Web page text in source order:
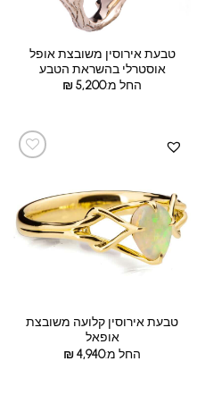
טבעת אירוסין משובצת אופל
אוסטרלי בהשראת הטבע
החל מ:
₪5,200
טבעת אירוסין קלועה משובצת
אופאל
החל מ:
₪4,940